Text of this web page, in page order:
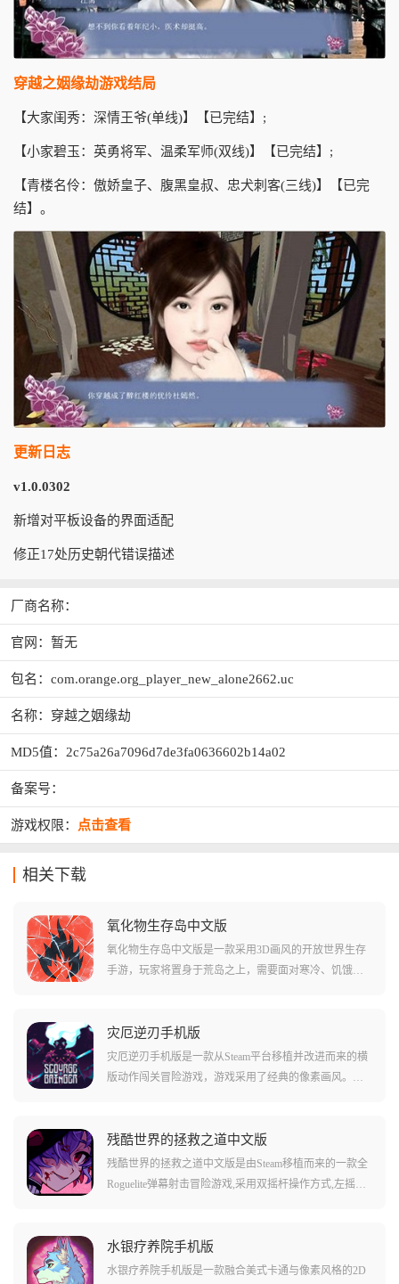
穿越之姻缘劫游戏结局
【大家闺秀：深情王爷(单线)】【已完结】;
【小家碧玉：英勇将军、温柔军师(双线)】【已完结】;
【青楼名伶：傲娇皇子、腹黑皇叔、忠犬刺客(三线)】【已完
结】。
更新日志
v1.0.0302
新增对平板设备的界面适配
修正17处历史朝代错误描述
厂商名称：
官网：暂无
包名：com.orange.org_player_new_alone2662.uc
名称：穿越之姻缘劫
MD5值：2c75a26a7096d7de3fa0636602b14a02
备案号：
游戏权限： 点击查看
相关下载
氧化物生存岛中文版
氧化物生存岛中文版是一款采用3D画风的开放世界生存
手游，玩家将置身于荒岛之上，需要面对寒冷、饥饿、
集、工具和武器制作、建造庇护所以及服装装备制作。
多样化气候系统要求玩家灵活应对不同环境，支持多人
联机，可以与朋友结盟共同建设庇护所、分享资源，一
灾厄逆刃手机版
灾厄逆刃手机版是一款从Steam平台移植并改进而来的横
版动作闯关冒险游戏，游戏采用了经典的像素画风。玩
层出不穷。游戏支持简体中文语言，具有完整的PC端内
容，设计了丰富多样的关卡以及场景，加入随机生成的
怪物、地图与道具，让每次挑战都充满新鲜感。
残酷世界的拯救之道中文版
残酷世界的拯救之道中文版是由Steam移植而来的一款全
Roguelite弹幕射击冒险游戏,采用双摇杆操作方式,左摇杆
品自由组合出独特的射击技能效果,挑战各类敌人和Bos
s。游戏拥有丰富的剧情与事件,还加入了五个转移来的国
水银疗养院手机版
水银疗养院手机版是一款融合美式卡通与像素风格的2D